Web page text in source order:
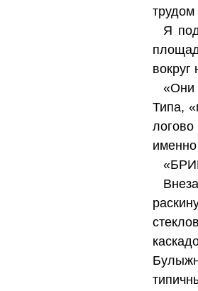
Я
«Они
Типа,